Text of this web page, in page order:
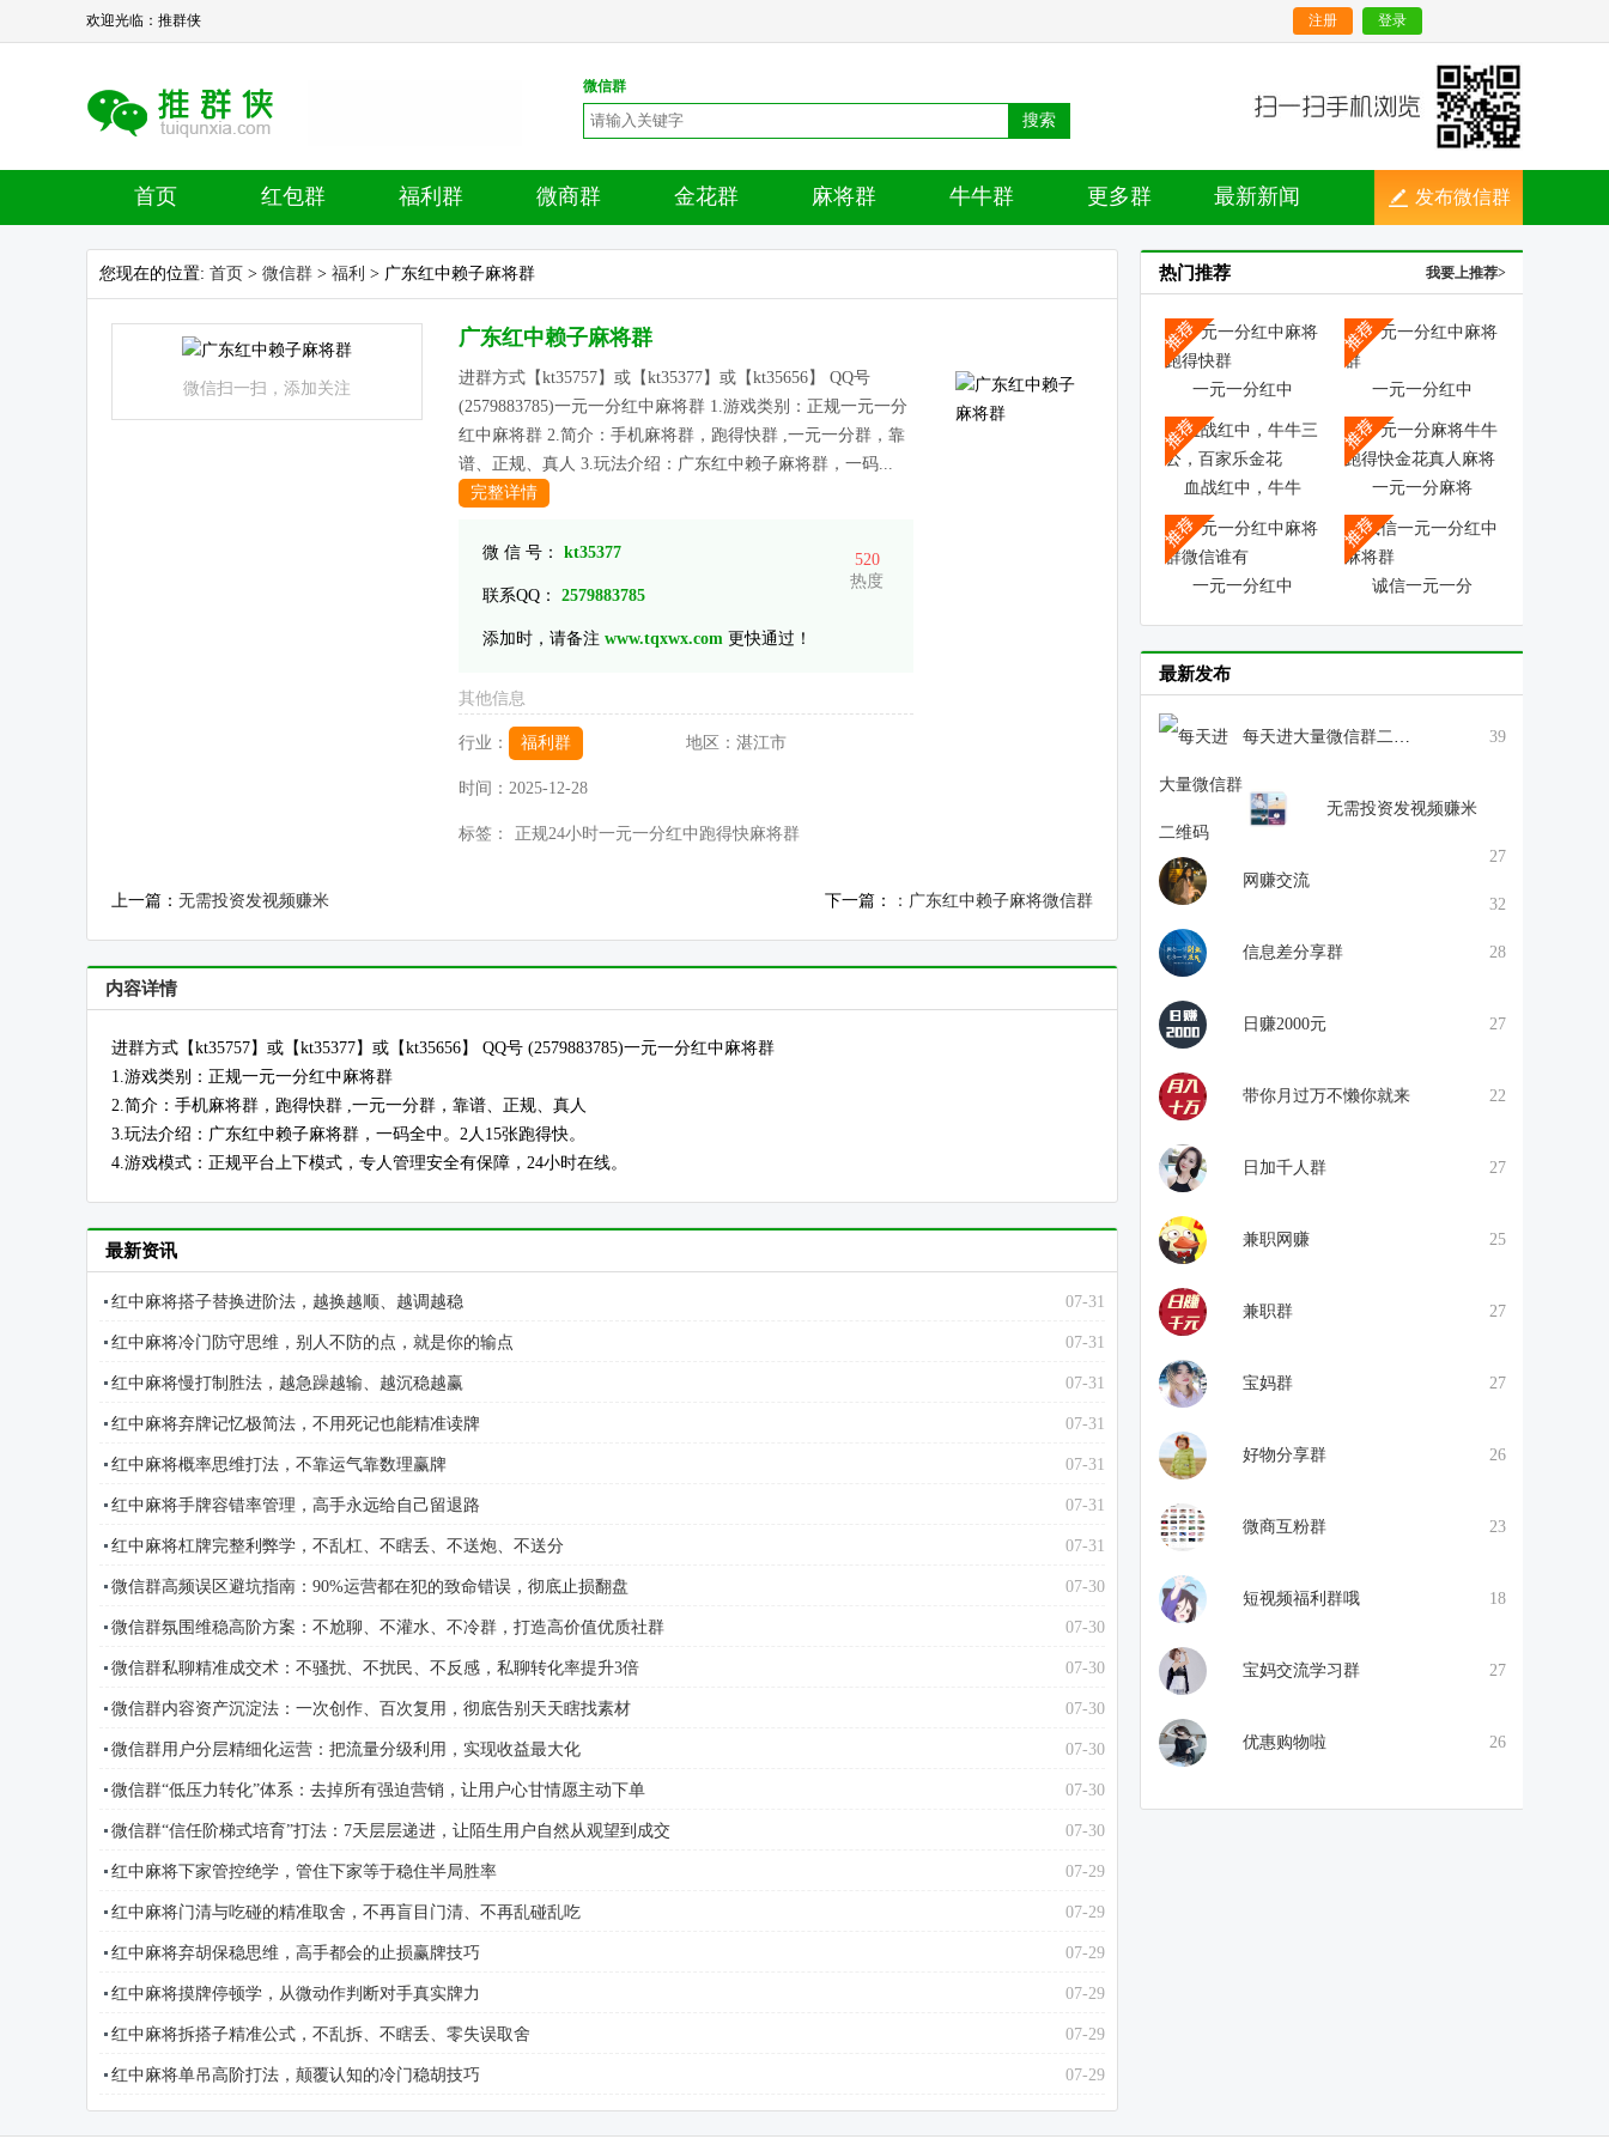
欢迎光临：推群侠 登录
注册
微信群
搜索
首页 红包群 福利群 微商群 金花群 麻将群 牛牛群 更多群 最新新闻 发布微信群
您现在的位置: 首页 > 微信群 > 福利 > 广东红中赖子麻将群
微信扫一扫，添加关注
广东红中赖子麻将群
进群方式【kt35757】或【kt35377】或【kt35656】 QQ号
(2579883785)一元一分红中麻将群 1.游戏类别：正规一元一分
红中麻将群 2.简介：手机麻将群，跑得快群 ,一元一分群，靠
谱、正规、真人 3.玩法介绍：广东红中赖子麻将群，一码...
完整详情
微 信 号： kt35377
联系QQ： 2579883785
添加时，请备注 www.tqxwx.com 更快通过！
520
热度
其他信息
行业： 福利群 地区： 湛江市
时间： 2025-12-28
标签： 正规24小时一元一分红中跑得快麻将群
上一篇： 无需投资发视频赚米 下一篇： ：广东红中赖子麻将微信群
内容详情
进群方式【kt35757】或【kt35377】或【kt35656】 QQ号 (2579883785)一元一分红中麻将群
1.游戏类别：正规一元一分红中麻将群
2.简介：手机麻将群，跑得快群 ,一元一分群，靠谱、正规、真人
3.玩法介绍：广东红中赖子麻将群，一码全中。2人15张跑得快。
4.游戏模式：正规平台上下模式，专人管理安全有保障，24小时在线。
最新资讯
红中麻将搭子替换进阶法，越换越顺、越调越稳 07-31
红中麻将冷门防守思维，别人不防的点，就是你的输点 07-31
红中麻将慢打制胜法，越急躁越输、越沉稳越赢 07-31
红中麻将弃牌记忆极简法，不用死记也能精准读牌 07-31
红中麻将概率思维打法，不靠运气靠数理赢牌 07-31
红中麻将手牌容错率管理，高手永远给自己留退路 07-31
红中麻将杠牌完整利弊学，不乱杠、不瞎丢、不送炮、不送分 07-31
微信群高频误区避坑指南：90%运营都在犯的致命错误，彻底止损翻盘 07-30
微信群氛围维稳高阶方案：不尬聊、不灌水、不冷群，打造高价值优质社群 07-30
微信群私聊精准成交术：不骚扰、不扰民、不反感，私聊转化率提升3倍 07-30
微信群内容资产沉淀法：一次创作、百次复用，彻底告别天天瞎找素材 07-30
微信群用户分层精细化运营：把流量分级利用，实现收益最大化 07-30
微信群“低压力转化”体系：去掉所有强迫营销，让用户心甘情愿主动下单 07-30
微信群“信任阶梯式培育”打法：7天层层递进，让陌生用户自然从观望到成交 07-30
红中麻将下家管控绝学，管住下家等于稳住半局胜率 07-29
红中麻将门清与吃碰的精准取舍，不再盲目门清、不再乱碰乱吃 07-29
红中麻将弃胡保稳思维，高手都会的止损赢牌技巧 07-29
红中麻将摸牌停顿学，从微动作判断对手真实牌力 07-29
红中麻将拆搭子精准公式，不乱拆、不瞎丢、零失误取舍 07-29
红中麻将单吊高阶打法，颠覆认知的冷门稳胡技巧 07-29
热门推荐 我要上推荐>
一元一分红中 一元一分红中
血战红中，牛牛 一元一分麻将
一元一分红中 诚信一元一分
最新发布
每天进大量微信群二维码 39
无需投资发视频赚米
27
网赚交流
32
信息差分享群 28
日赚2000元 27
带你月过万不懒你就来 22
日加千人群 27
兼职网赚 25
兼职群 27
宝妈群 27
好物分享群 26
微商互粉群 23
短视频福利群哦 18
宝妈交流学习群 27
优惠购物啦 26